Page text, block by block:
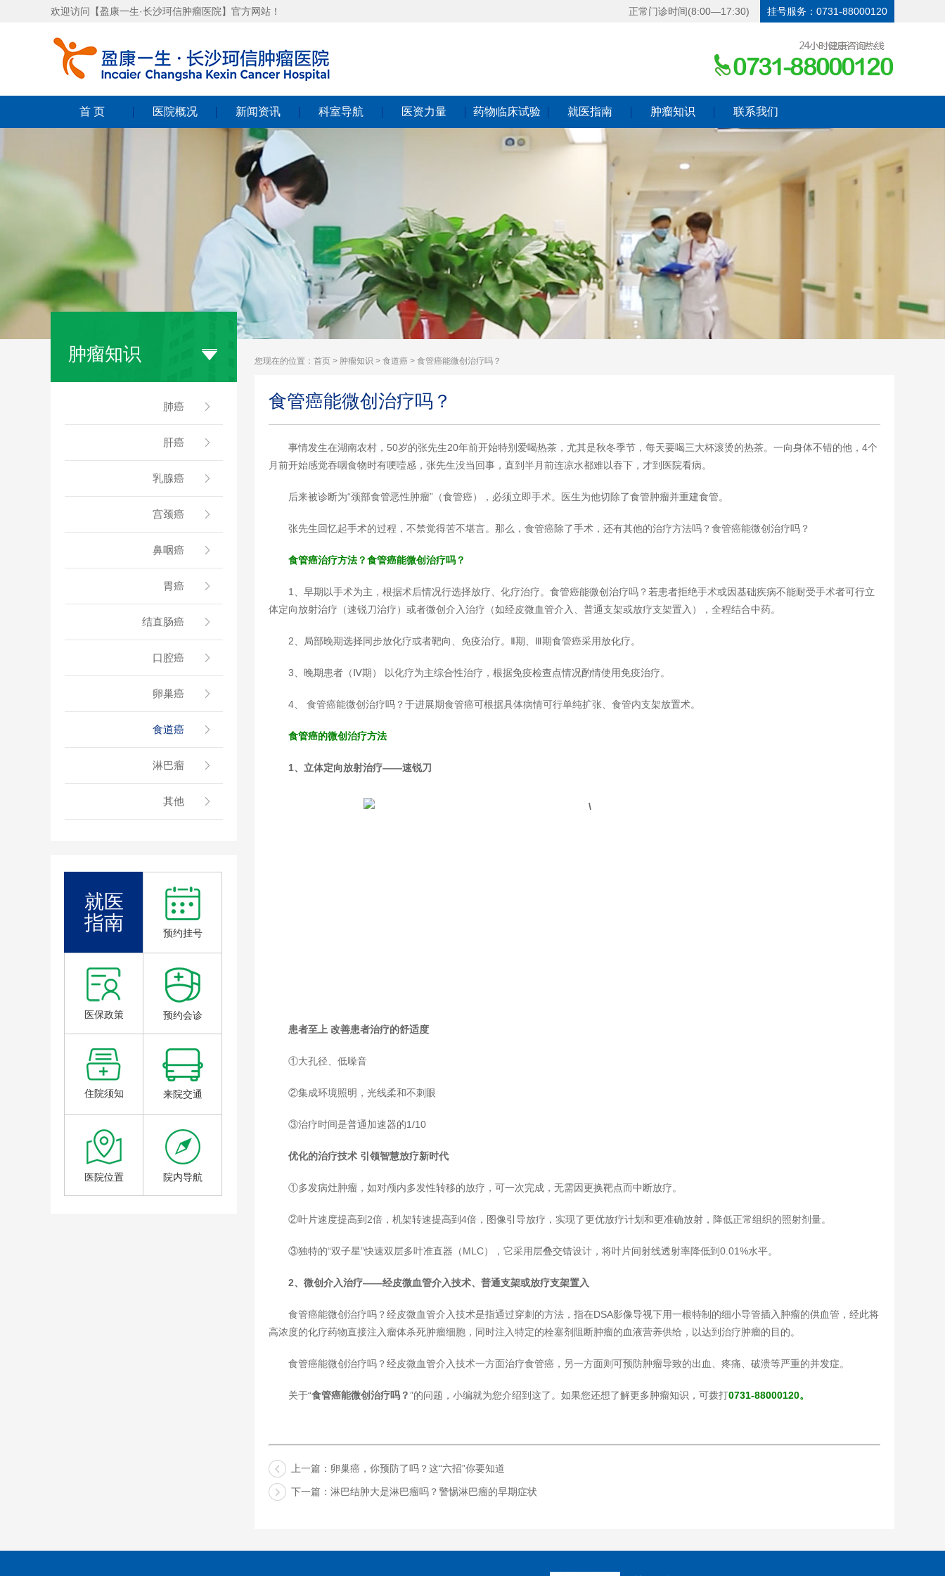
正常门诊时间(8:00—17:30) 挂号服务：0731-88000120
欢迎访问【盈康一生·长沙珂信肿瘤医院】官方网站！
首 页 医院概况 新闻资讯 科室导航 医资力量 药物临床试验 就医指南 肿瘤知识 联系我们
肿瘤知识
肺癌
肝癌
乳腺癌
宫颈癌
鼻咽癌
胃癌
结直肠癌
口腔癌
卵巢癌
食道癌
淋巴瘤
其他
就医
指南
预约挂号
医保政策 预约会诊
住院须知 来院交通
医院位置 院内导航
您现在的位置： 首页 > 肿瘤知识 > 食道癌 > 食管癌能微创治疗吗？
食管癌能微创治疗吗？
事情发生在湖南农村，50岁的张先生20年前开始特别爱喝热茶，尤其是秋冬季节，每天要喝三大杯滚烫的热茶。一向身体不错的他，4个
月前开始感觉吞咽食物时有哽噎感，张先生没当回事，直到半月前连凉水都难以吞下，才到医院看病。
后来被诊断为“颈部食管恶性肿瘤”（食管癌），必须立即手术。医生为他切除了食管肿瘤并重建食管。
张先生回忆起手术的过程，不禁觉得苦不堪言。那么，食管癌除了手术，还有其他的治疗方法吗？食管癌能微创治疗吗？
食管癌治疗方法？食管癌能微创治疗吗？
1、早期以手术为主，根据术后情况行选择放疗、化疗治疗。食管癌能微创治疗吗？若患者拒绝手术或因基础疾病不能耐受手术者可行立
体定向放射治疗（速锐刀治疗）或者微创介入治疗（如经皮微血管介入、普通支架或放疗支架置入），全程结合中药。
2、局部晚期选择同步放化疗或者靶向、免疫治疗。Ⅱ期、Ⅲ期食管癌采用放化疗。
3、晚期患者（Ⅳ期） 以化疗为主综合性治疗，根据免疫检查点情况酌情使用免疫治疗。
4、 食管癌能微创治疗吗？于进展期食管癌可根据具体病情可行单纯扩张、食管内支架放置术。
食管癌的微创治疗方法
1、立体定向放射治疗——速锐刀
患者至上 改善患者治疗的舒适度
①大孔径、低噪音
②集成环境照明，光线柔和不刺眼
③治疗时间是普通加速器的1/10
优化的治疗技术 引领智慧放疗新时代
①多发病灶肿瘤，如对颅内多发性转移的放疗，可一次完成，无需因更换靶点而中断放疗。
②叶片速度提高到2倍，机架转速提高到4倍，图像引导放疗，实现了更优放疗计划和更准确放射，降低正常组织的照射剂量。
③独特的“双子星”快速双层多叶准直器（MLC），它采用层叠交错设计，将叶片间射线透射率降低到0.01%水平。
2、微创介入治疗——经皮微血管介入技术、普通支架或放疗支架置入
食管癌能微创治疗吗？经皮微血管介入技术是指通过穿刺的方法，指在DSA影像导视下用一根特制的细小导管插入肿瘤的供血管，经此将
高浓度的化疗药物直接注入瘤体杀死肿瘤细胞，同时注入特定的栓塞剂阻断肿瘤的血液营养供给，以达到治疗肿瘤的目的。
食管癌能微创治疗吗？经皮微血管介入技术一方面治疗食管癌，另一方面则可预防肿瘤导致的出血、疼痛、破溃等严重的并发症。
关于“食管癌能微创治疗吗？”的问题，小编就为您介绍到这了。如果您还想了解更多肿瘤知识，可拨打0731-88000120。
上一篇：卵巢癌，你预防了吗？这“六招”你要知道
下一篇：淋巴结肿大是淋巴瘤吗？警惕淋巴瘤的早期症状